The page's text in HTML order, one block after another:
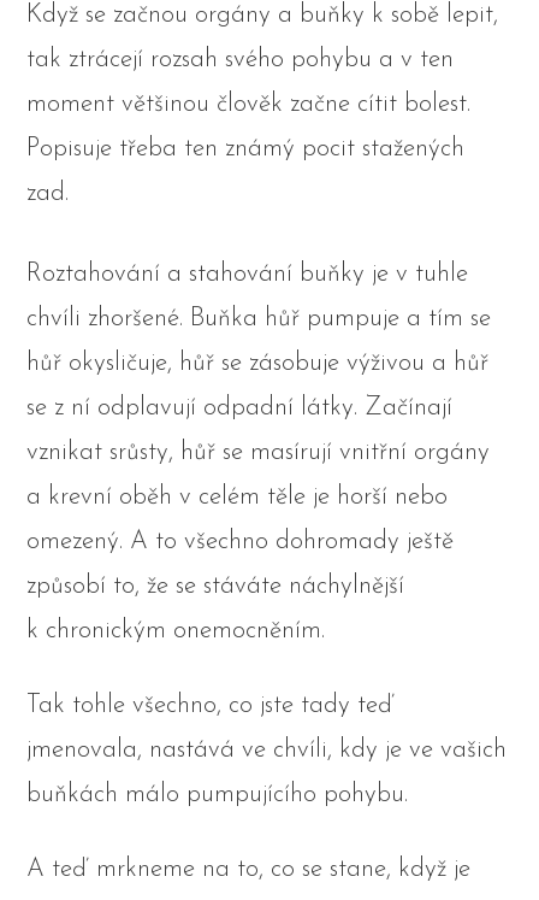
Když se začnou orgány a buňky k sobě lepit,
tak ztrácejí rozsah svého pohybu a v ten
moment většinou člověk začne cítit bolest.
Popisuje třeba ten známý pocit stažených
zad.
Roztahování a stahování buňky je v tuhle
chvíli zhoršené. Buňka hůř pumpuje a tím se
hůř okysličuje, hůř se zásobuje výživou a hůř
se z ní odplavují odpadní látky. Začínají
vznikat srůsty, hůř se masírují vnitřní orgány
a krevní oběh v celém těle je horší nebo
omezený. A to všechno dohromady ještě
způsobí to, že se stáváte náchylnější
k chronickým onemocněním.
Tak tohle všechno, co jste tady teď
jmenovala, nastává ve chvíli, kdy je ve vašich
buňkách málo pumpujícího pohybu.
A teď mrkneme na to, co se stane, když je